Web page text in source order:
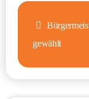
gewählt